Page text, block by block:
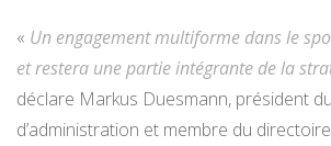
« Un engagement multiforme dans le
et restera une partie intégrante de la
déclare Markus Duesmann, président
d’administration et membre du